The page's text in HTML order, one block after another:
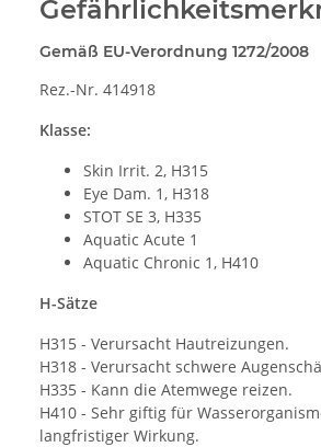
Gemäß EU-Verordnung 1272/2008
Rez.-Nr. 414918
Klasse:
Skin Irrit. 2, H315
Eye Dam. 1, H318
STOT SE 3, H335
Aquatic Acute 1
Aquatic Chronic 1, H410
H-Sätze
H315 - Verursacht Hautreizungen.
H318 - Verursacht schwere
H335 - Kann die Atemwege reizen.
H410 - Sehr giftig für
langfristiger Wirkung.